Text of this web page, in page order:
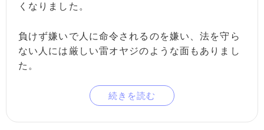
くなりました。
負けず嫌いで人に命令されるのを嫌い、法を守ら
ない人には厳しい雷オヤジのような面もありまし
た。
続きを読む